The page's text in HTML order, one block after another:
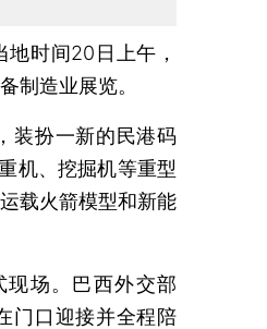
时间20日上午，
制造业展览。
扮一新的民港码
机、挖掘机等重型
载火箭模型和新能
场。巴西外交部
门口迎接并全程陪